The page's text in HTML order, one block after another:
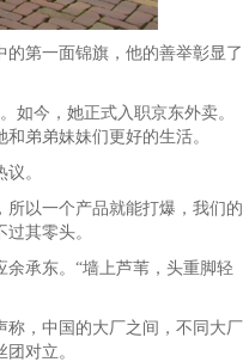
第一面锦旗，他的善举彰显了
今，她正式入职京东外卖。
弟弟妹妹们更好的生活。
。
以一个产品就能打爆，我们的
其零头。
承东。“墙上芦苇，头重脚轻
，中国的大厂之间，不同大厂
对立。